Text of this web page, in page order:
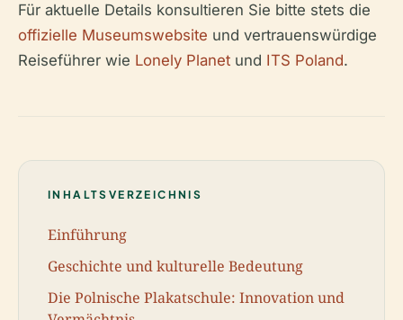
Für aktuelle Details konsultieren Sie bitte stets die
offizielle Museumswebsite und vertrauenswürdige
Reiseführer wie Lonely Planet und ITS Poland.
INHALTSVERZEICHNIS
Einführung
Geschichte und kulturelle Bedeutung
Die Polnische Plakatschule: Innovation und